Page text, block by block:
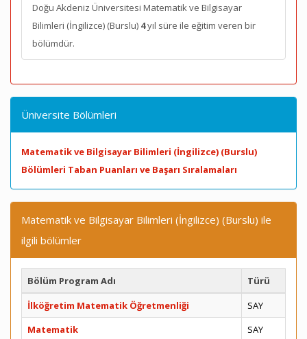
Doğu Akdeniz Üniversitesi Matematik ve Bilgisayar
Bilimleri (İngilizce) (Burslu) 4yıl süre ile eğitim veren bir
bölümdür.
Üniversite Bölümleri
Matematik ve Bilgisayar Bilimleri (İngilizce) (Burslu)
Bölümleri Taban Puanları ve Başarı Sıralamaları
Matematik ve Bilgisayar Bilimleri (İngilizce) (Burslu) ile
ilgili bölümler
Bölüm Program Adı
Türü
İlköğretim Matematik Öğretmenliği
SAY
Matematik
SAY